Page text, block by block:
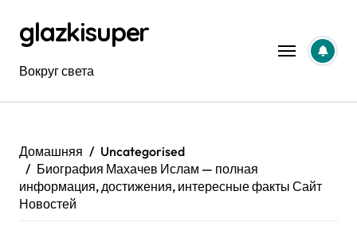
содержанию
glazkisuper
Вокруг света
Домашняя
Uncategorised
Биография Махачев Ислам — полная
информация, достижения, интересные факты Сайт
Новостей